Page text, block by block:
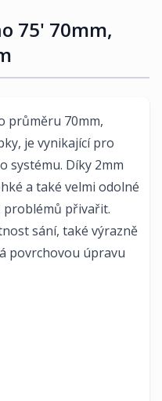
75' 70mm,
průměru 70mm,
je vynikající pro
systému. Díky 2mm
a také velmi odolné
problémů přivařit.
sání, také výrazně
povrchovou úpravu